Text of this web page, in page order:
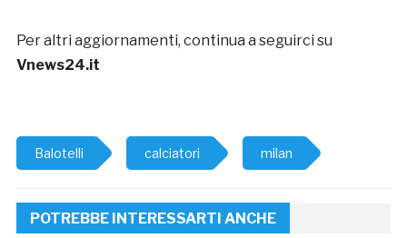
Per altri aggiornamenti, continua a seguirci su
Vnews24.it
Balotelli calciatori milan
POTREBBE INTERESSARTI ANCHE